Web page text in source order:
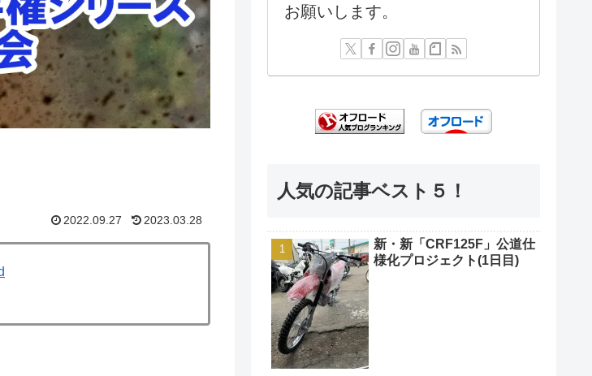
2022.09.27 2023.03.28
お願いします。
人気の記事ベスト５！
新・新「CRF125F」公道仕
様化プロジェクト(1日目)